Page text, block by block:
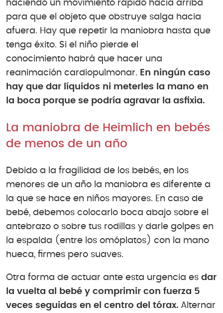
haciendo un movimiento rápido hacia arriba
para que el objeto que obstruye salga hacia
afuera. Hay que repetir la maniobra hasta que
tenga éxito. Si el niño pierde el
conocimiento habrá que hacer una
reanimación cardiopulmonar. En ningún caso
hay que dar líquidos ni meterles la mano en
la boca porque se podría agravar la asfixia.
La maniobra de Heimlich en bebés
de menos de un año
Debido a la fragilidad de los bebés, en los
menores de un año la maniobra es diferente a
la que se hace en niños mayores. En caso de
bebé, debemos colocarlo boca abajo sobre el
antebrazo o sobre tus rodillas y darle golpes en
la espalda (entre los omóplatos) con la mano
hueca, firmes pero suaves.
Otra forma de actuar ante esta urgencia es dar
la vuelta al bebé y comprimir con fuerza 5
veces seguidas en el centro del tórax. Alternar